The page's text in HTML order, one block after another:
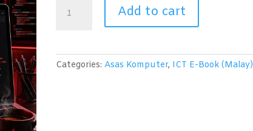
Pengaturcaraan
2
quantity
Add to cart
Categories: Asas Komputer, ICT E-Book (Malay)